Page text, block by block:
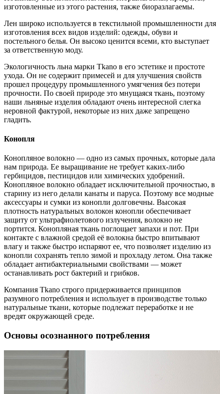
изготовленные из этого растения, также биоразлагаемы.
Лен широко используется в текстильной промышленности для
изготовления всех видов изделий: одежды, обуви и
постельного белья. Он высоко ценится всеми, кто выступает
за ответственную моду.
Экологичность льна марки Tkano в его эстетике и простоте
ухода. Он не содержит примесей и для улучшения свойств
прошел процедуру промышленного умягчения без потери
прочности. По своей природе это мнущаяся ткань, поэтому
наши льняные изделия обладают очень интересной слегка
неровной фактурой, некоторые из них даже запрещено
гладить.
Конопля
Конопляное волокно — одно из самых прочных, которые дала
нам природа. Ее выращивание не требует каких-либо
гербицидов, пестицидов или химических удобрений.
Конопляное волокно обладает исключительной прочностью, в
старину из него делали канаты и паруса. Поэтому все модные
аксессуары и сумки из конопли долговечны. Высокая
плотность натуральных волокон конопли обеспечивает
защиту от ультрафиолетового излучения, волокно не
портится. Конопляная ткань поглощает запахи и пот. При
контакте с влажной средой её волокна быстро впитывают
влагу и также быстро испаряют ее, что позволяет изделию из
конопли сохранять тепло зимой и прохладу летом. Она также
обладает антибактериальными свойствами — может
останавливать рост бактерий и грибков.
Компания Tkano строго придерживается принципов
разумного потребления и использует в производстве только
натуральные ткани, которые подлежат переработке и не
вредят окружающей среде.
Основы осознанного потребления